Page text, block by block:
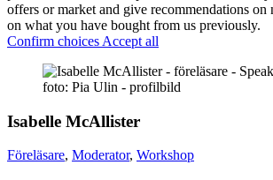
offers or market and give recommendations on
on what you have bought from us previously.
Confirm choices Accept all
Isabelle McAllister
Föreläsare, Moderator, Workshop